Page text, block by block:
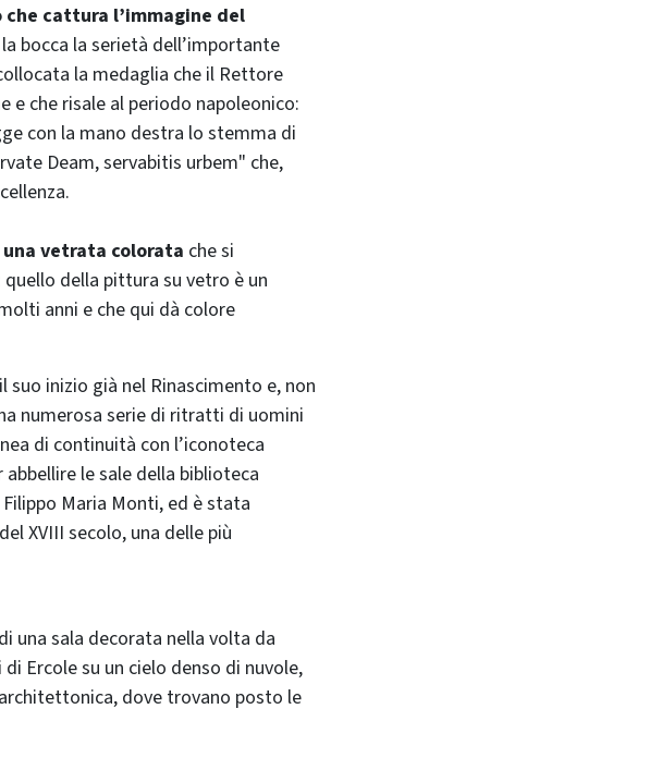
cattura l’immagine del
bocca la serietà dell’importante
la medaglia che il Rettore
e che risale al periodo napoleonico:
con la mano destra lo stemma di
Deam, servabitis urbem" che,
vetrata colorata che si
della pittura su vetro è un
anni e che qui dà colore
suo inizio già nel Rinascimento e, non
numerosa serie di ritratti di uomini
di continuità con l’iconoteca
le sale della biblioteca
Maria Monti, ed è stata
XVIII secolo, una delle più
una sala decorata nella volta da
Ercole su un cielo denso di nuvole,
dove trovano posto le